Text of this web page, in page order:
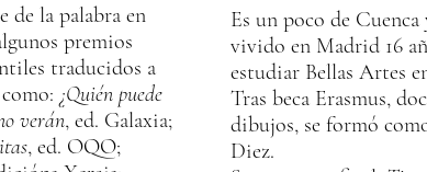
de la palabra en
premios
traducidos a
¿Quién puede
verán, ed. Galaxia;
, ed. OQO;
Es un poco de
vivido en Madrid 16
estudiar Bellas Artes
Tras beca Erasmus,
dibujos, se formó
Diez.